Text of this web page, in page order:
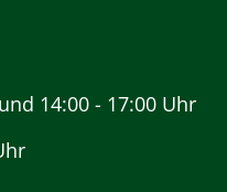
14:00 - 17:00 Uhr